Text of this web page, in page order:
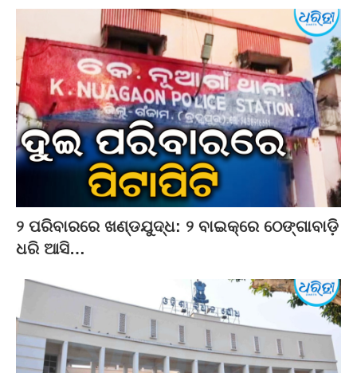
୨ ପରିବାରରେ ଖଣ୍ଡଯୁଦ୍ଧ: ୨ ବାଇକ୍‌ରେ ଠେଙ୍ଗାବାଡ଼ି
ଧରି ଆସି…